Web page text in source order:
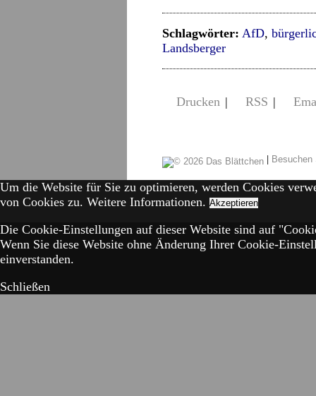
Schlagwörter: AfD,
Landsberger
Drucken | RSS |
|
Um die Website für Sie zu optimieren, werden Cookies
von Cookies zu. Weitere Informationen. Akzeptieren
Die Cookie-Einstellungen auf dieser Website sind auf
Wenn Sie diese Website ohne Änderung Ihrer Cookie-
einverstanden.
Schließen